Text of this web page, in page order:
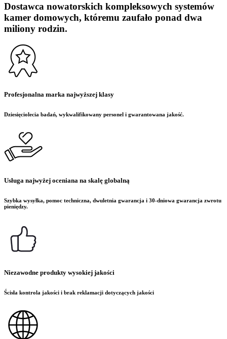
Dostawca nowatorskich kompleksowych systemów
kamer domowych, któremu zaufało ponad dwa
miliony rodzin.
Profesjonalna marka najwyższej klasy
Dziesięciolecia badań, wykwalifikowany personel i gwarantowana jakość.
Usługa najwyżej oceniana na skalę globalną
Szybka wysyłka, pomoc techniczna, dwuletnia gwarancja i 30-dniowa gwarancja zwrotu
pieniędzy.
Niezawodne produkty wysokiej jakości
Ścisła kontrola jakości i brak reklamacji dotyczących jakości